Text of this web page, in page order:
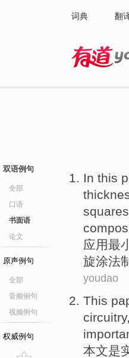
词典 翻
双语例句
全部
口语
书面语
论文
原声例句
全部
音频例句
视频例句
权威例句
In this
squares
应用最
旋涂法
youdao
This
circuitry
本文是